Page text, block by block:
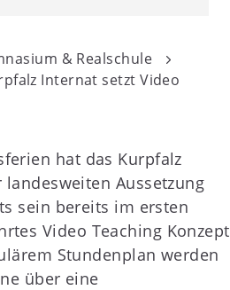
& Realschule
Internat setzt Video
hat das Kurpfalz
Aussetzung
sein bereits im ersten
Video Teaching Konzept
Stundenplan werden
über eine